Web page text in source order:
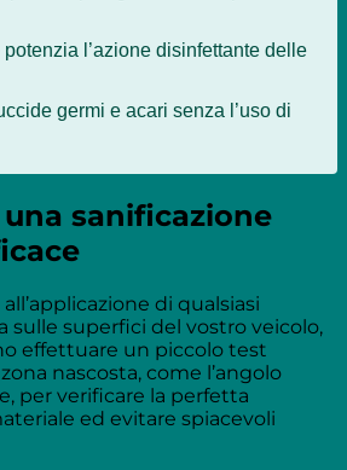
potenzia l’azione disinfettante delle
germi e acari senza l’uso di
sanificazione
di qualsiasi
sulle superfici del vostro veicolo,
effettuare un piccolo test
nascosta, come l’angolo
per verificare la perfetta
ed evitare spiacevoli